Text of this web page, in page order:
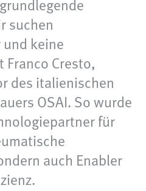
suchen
keine
Cresto,
des italienischen
OSAI. So wurde
für
auch Enabler